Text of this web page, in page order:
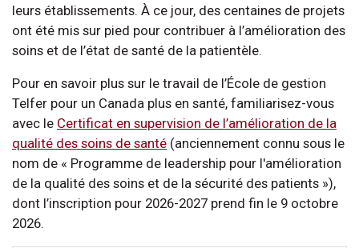
leurs établissements. À ce jour, des centaines de projets
ont été mis sur pied pour contribuer à l’amélioration des
soins et de l’état de santé de la patientèle.
Pour en savoir plus sur le travail de l’École de gestion
Telfer pour un Canada plus en santé, familiarisez-vous
avec le Certificat en supervision de l’amélioration de la
qualité des soins de santé (anciennement connu sous le
nom de « Programme de leadership pour l'amélioration
de la qualité des soins et de la sécurité des patients »),
dont l’inscription pour 2026-2027 prend fin le 9 octobre
2026.